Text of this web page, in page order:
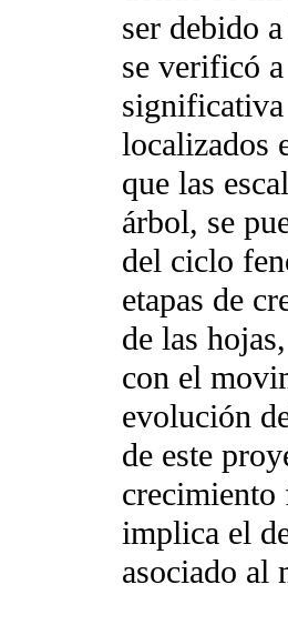
ser debido
se verificó
significativa
localizados
que las
árbol, se
del ciclo
etapas de
de las
con el
evolución
de este
crecimiento
implica el
asociado al